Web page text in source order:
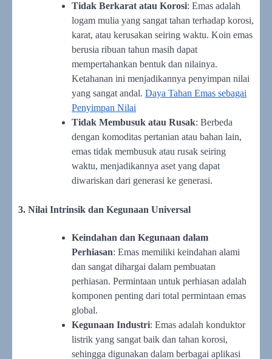
Tidak Berkarat atau Korosi: Emas adalah
logam mulia yang sangat tahan terhadap korosi,
karat, atau kerusakan seiring waktu. Koin emas
berusia ribuan tahun masih dapat
mempertahankan bentuk dan nilainya.
Ketahanan ini menjadikannya penyimpan nilai
yang sangat andal. Daya Tahan Emas sebagai
Penyimpan Nilai
Tidak Membusuk atau Rusak: Berbeda
dengan komoditas pertanian atau bahan lain,
emas tidak membusuk atau rusak seiring
waktu, menjadikannya aset yang dapat
diwariskan dari generasi ke generasi.
3. Nilai Intrinsik dan Kegunaan Universal
Keindahan dan Kegunaan dalam
Perhiasan: Emas memiliki keindahan alami
dan sangat dihargai dalam pembuatan
perhiasan. Permintaan untuk perhiasan adalah
komponen penting dari total permintaan emas
global.
Kegunaan Industri: Emas adalah konduktor
listrik yang sangat baik dan tahan korosi,
sehingga digunakan dalam berbagai aplikasi